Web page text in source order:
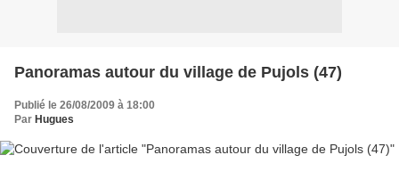
Panoramas autour du village de Pujols (47)
Publié le 26/08/2009 à 18:00
Par Hugues